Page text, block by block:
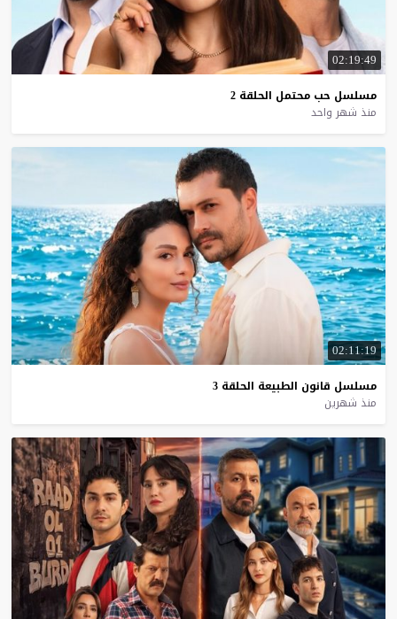
02:19:49
مسلسل حب محتمل الحلقة 2
منذ شهر واحد
02:11:19
مسلسل قانون الطبيعة الحلقة 3
منذ شهرين